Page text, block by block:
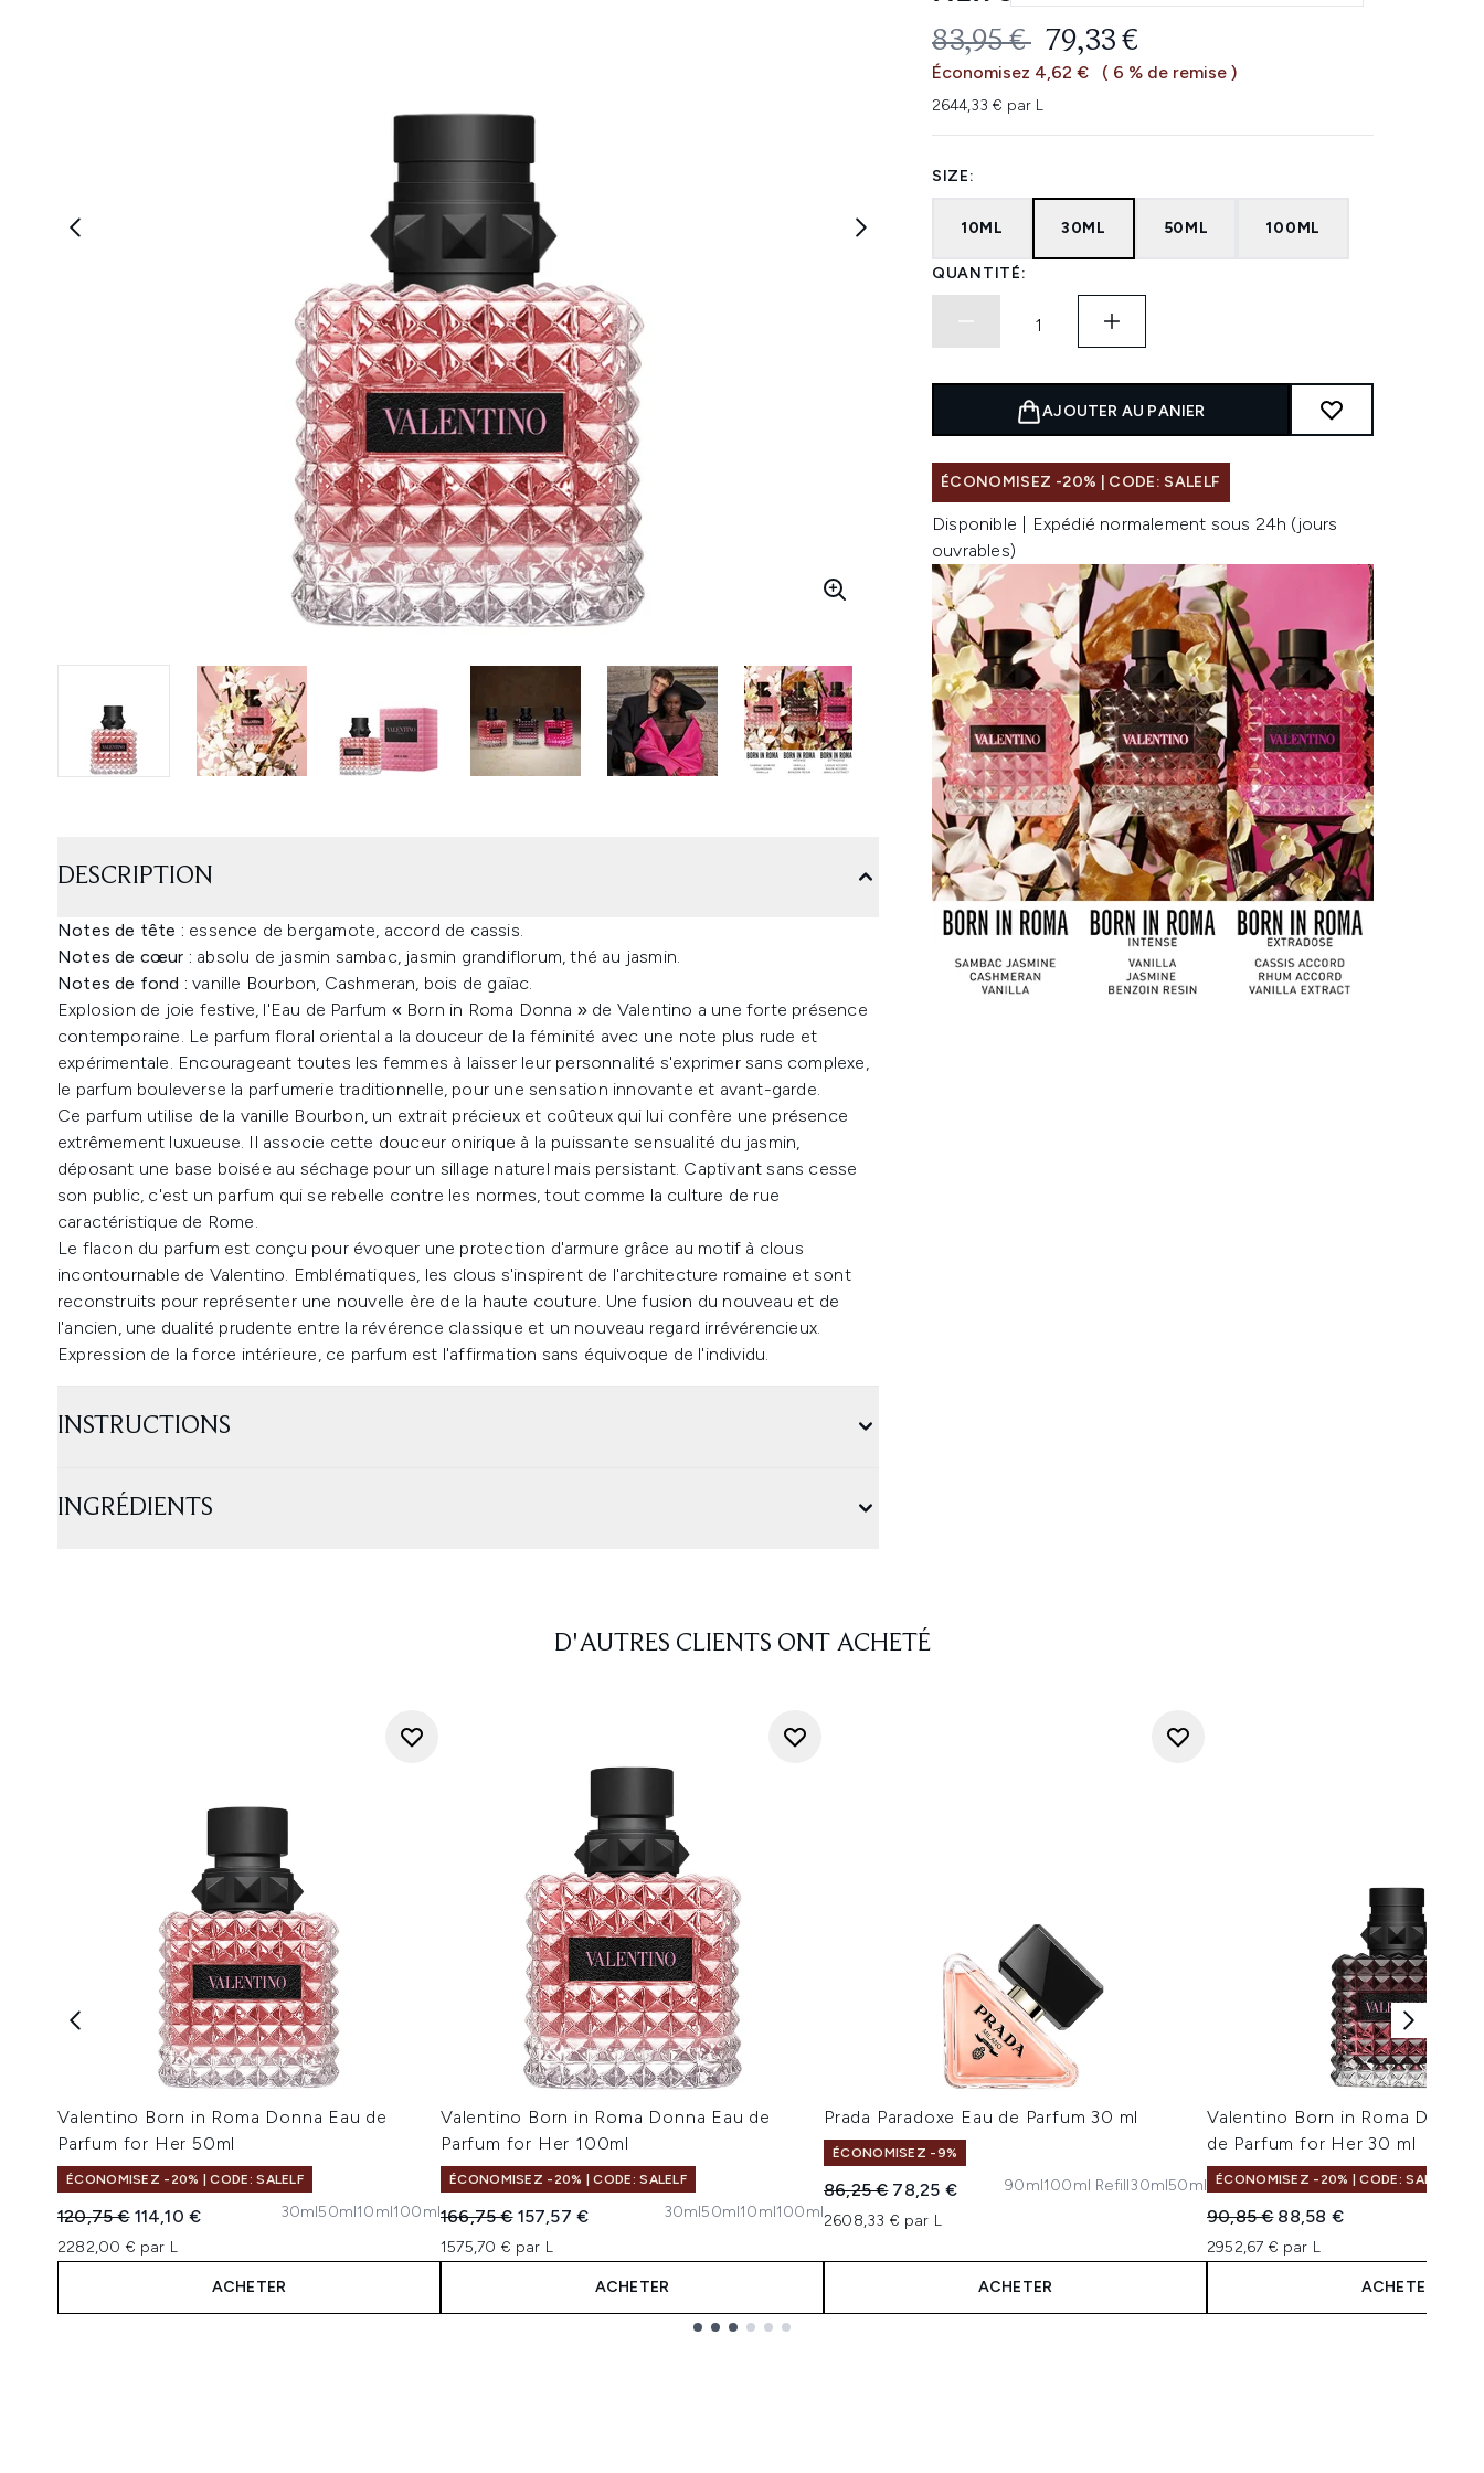
PRIX DE VENTE :
83,95 € PRIX ​​ACTUEL :
79,33 €
Économisez 4,62 € ( 6 % de remise )
2644,33 € par L
SIZE:
10ML 30ML 50ML 100ML
QUANTITÉ:
AJOUTER AU PANIER
ÉCONOMISEZ -20% | CODE: SALELF
Disponible | Expédié normalement sous 24h (jours
ouvrables)
DESCRIPTION
Notes de tête : essence de bergamote, accord de cassis.
Notes de cœur : absolu de jasmin sambac, jasmin grandiflorum, thé au jasmin.
Notes de fond : vanille Bourbon, Cashmeran, bois de gaïac.
Explosion de joie festive, l'Eau de Parfum « Born in Roma Donna » de Valentino a une forte présence
contemporaine. Le parfum floral oriental a la douceur de la féminité avec une note plus rude et
expérimentale. Encourageant toutes les femmes à laisser leur personnalité s'exprimer sans complexe,
le parfum bouleverse la parfumerie traditionnelle, pour une sensation innovante et avant-garde.
Ce parfum utilise de la vanille Bourbon, un extrait précieux et coûteux qui lui confère une présence
extrêmement luxueuse. Il associe cette douceur onirique à la puissante sensualité du jasmin,
déposant une base boisée au séchage pour un sillage naturel mais persistant. Captivant sans cesse
son public, c'est un parfum qui se rebelle contre les normes, tout comme la culture de rue
caractéristique de Rome.
Le flacon du parfum est conçu pour évoquer une protection d'armure grâce au motif à clous
incontournable de Valentino. Emblématiques, les clous s'inspirent de l'architecture romaine et sont
reconstruits pour représenter une nouvelle ère de la haute couture. Une fusion du nouveau et de
l'ancien, une dualité prudente entre la révérence classique et un nouveau regard irrévérencieux.
Expression de la force intérieure, ce parfum est l'affirmation sans équivoque de l'individu.
INSTRUCTIONS
INGRÉDIENTS
D'AUTRES CLIENTS ONT ACHETÉ
Valentino Born in Roma Donna Eau de
Parfum for Her 50ml
ÉCONOMISEZ -20% | CODE: SALELF
Prix de vente :
120,75 € Prix ​​actuel :
114,10 €
2282,00 € par L
30ml50ml10ml100ml
ACHETER
Valentino Born in Roma Donna Eau de
Parfum for Her 100ml
ÉCONOMISEZ -20% | CODE: SALELF
Prix de vente :
166,75 € Prix ​​actuel :
157,57 €
1575,70 € par L
30ml50ml10ml100ml
ACHETER
Prada Paradoxe Eau de Parfum 30 ml
ÉCONOMISEZ -9%
Prix de vente :
86,25 € Prix ​​actuel :
78,25 €
2608,33 € par L
90ml100ml Refill30ml50ml
ACHETER
Valentino Born in Roma Donna
de Parfum for Her 30 ml
ÉCONOMISEZ -20% | CODE: SALELF
Prix de vente :
90,85 € Prix ​​actuel :
88,58 €
2952,67 € par L
ACHETER